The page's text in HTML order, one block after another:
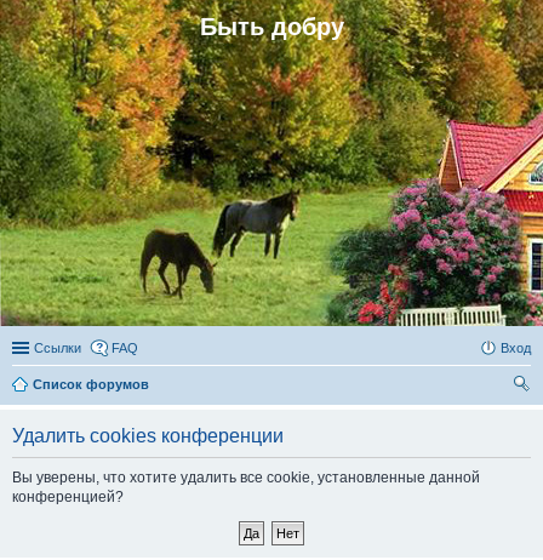
Быть добру
Ссылки FAQ Вход
Список форумов
Удалить cookies конференции
Вы уверены, что хотите удалить все cookie, установленные данной
конференцией?